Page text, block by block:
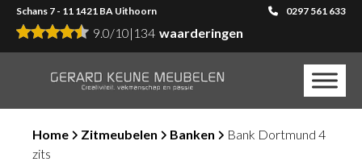
Schans 7 - 11 1421 BA Uithoorn 0297 561 633
9.0/10| 134 waarderingen
Home Zitmeubelen Banken
Bank Dortmund 4
zits